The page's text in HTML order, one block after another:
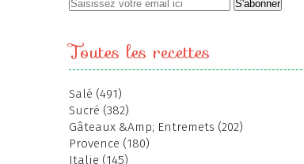
Toutes les recettes
Salé (491)
Sucré (382)
Gâteaux &Amp; Entremets (202)
Provence (180)
Italie (145)